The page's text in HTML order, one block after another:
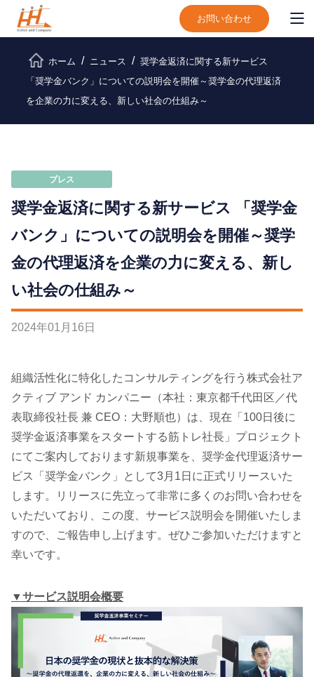
お問い合わせ
ホーム ニュース
奨学金返済に関する新サービス
「奨学金バンク」についての説明会を開催～奨学金の代理返済
を企業の力に変える、新しい社会の仕組み～
プレス
奨学金返済に関する新サービス 「奨学金
バンク」についての説明会を開催～奨学
金の代理返済を企業の力に変える、新し
い社会の仕組み～
2024年01 月 16 日
組織活性化に特化したコンサルティングを行う株式会社ア
クティブ アンド カンパニー（本社：東京都千代田区／代
表取締役社長 兼 CEO：大野順也）は、現在「100日後に
奨学金返済事業をスタートする筋トレ社長」プロジェクト
にてご案内しております新規事業を、奨学金代理返済サー
ビス「奨学金バンク」として3月1日に正式リリースいた
します。リリースに先立って非常に多くのお問い合わせを
いただいており、この度、サービス説明会を開催いたしま
すので、ご報告申し上げます。ぜひご参加いただけますと
幸いです。
▼サービス説明会概要